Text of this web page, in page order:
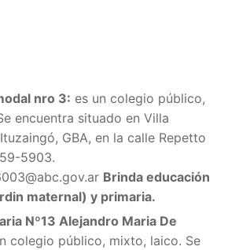
nro 3: es un colegio público,
encuentra situado en Villa
GBA, en la calle Repetto
5903.
Brinda educación
maternal) y primaria.
Nº13 Alejandro Maria De
colegio público, mixto, laico. Se